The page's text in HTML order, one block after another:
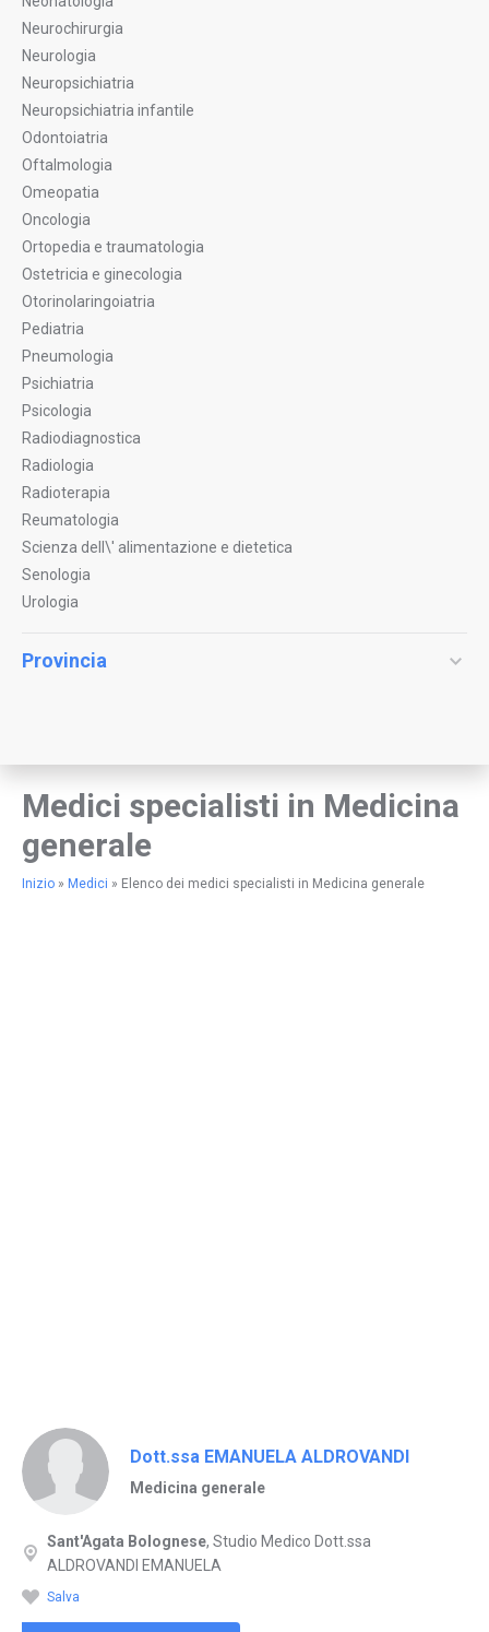
Neurochirurgia
Neurologia
Neuropsichiatria
Neuropsichiatria infantile
Odontoiatria
Oftalmologia
Omeopatia
Oncologia
Ortopedia e traumatologia
Ostetricia e ginecologia
Otorinolaringoiatria
Pediatria
Pneumologia
Psichiatria
Psicologia
Radiodiagnostica
Radiologia
Radioterapia
Reumatologia
Scienza dell\' alimentazione e dietetica
Senologia
Urologia
Provincia
Medici specialisti in Medicina
generale
Inizio » Medici » Elenco dei medici specialisti in Medicina generale
Dott.ssa EMANUELA ALDROVANDI
Medicina generale
Sant'Agata Bolognese, Studio Medico Dott.ssa
ALDROVANDI EMANUELA
Salva